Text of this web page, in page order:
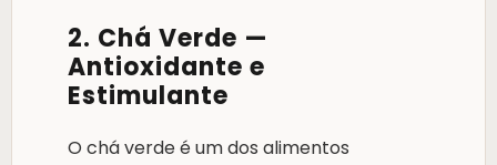
2. Chá Verde —
Antioxidante e
Estimulante
O chá verde é um dos alimentos